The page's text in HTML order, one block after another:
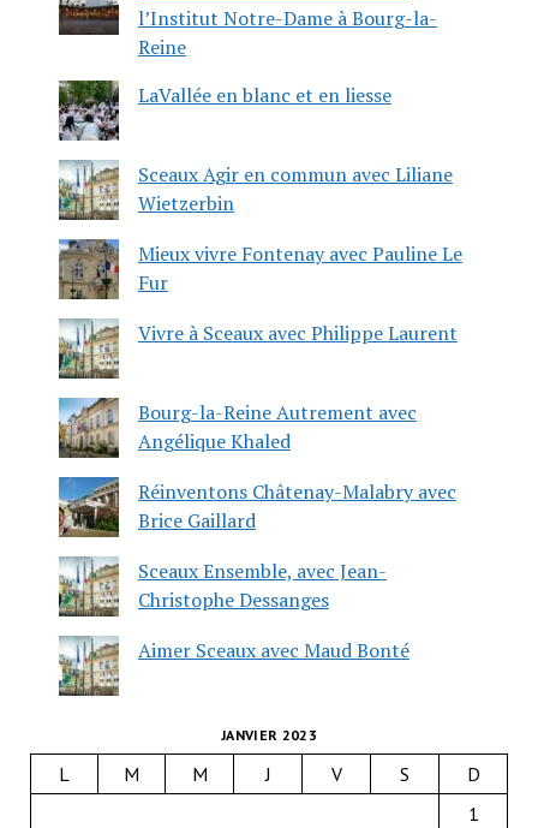
l’Institut Notre-Dame à Bourg-la-
Reine
LaVallée en blanc et en liesse
Sceaux Agir en commun avec Liliane
Wietzerbin
Mieux vivre Fontenay avec Pauline Le
Fur
Vivre à Sceaux avec Philippe Laurent
Bourg-la-Reine Autrement avec
Angélique Khaled
Réinventons Châtenay-Malabry avec
Brice Gaillard
Sceaux Ensemble, avec Jean-
Christophe Dessanges
Aimer Sceaux avec Maud Bonté
JANVIER 2023
L M M J V S
D
1